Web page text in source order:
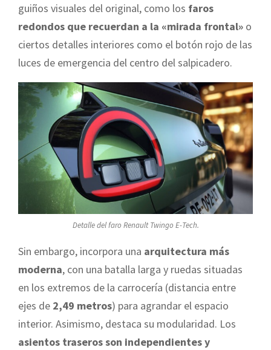
guiños visuales del original, como los faros
redondos que recuerdan a la «mirada frontal» o
ciertos detalles interiores como el botón rojo de las
luces de emergencia del centro del salpicadero.
Detalle del faro Renault Twingo E-Tech.
Sin embargo, incorpora una arquitectura más
moderna, con una batalla larga y ruedas situadas
en los extremos de la carrocería (distancia entre
ejes de 2,49 metros) para agrandar el espacio
interior. Asimismo, destaca su modularidad. Los
asientos traseros son independientes y